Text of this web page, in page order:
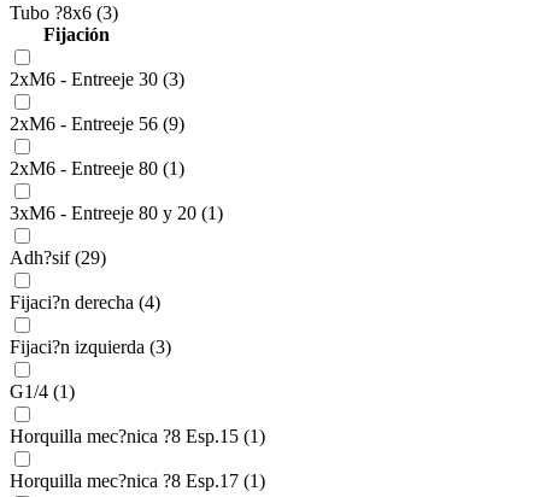
Tubo ?8x6 (3)
Fijación
2xM6 - Entreeje 30 (3)
2xM6 - Entreeje 56 (9)
2xM6 - Entreeje 80 (1)
3xM6 - Entreeje 80 y 20 (1)
Adh?sif (29)
Fijaci?n derecha (4)
Fijaci?n izquierda (3)
G1/4 (1)
Horquilla mec?nica ?8 Esp.15 (1)
Horquilla mec?nica ?8 Esp.17 (1)